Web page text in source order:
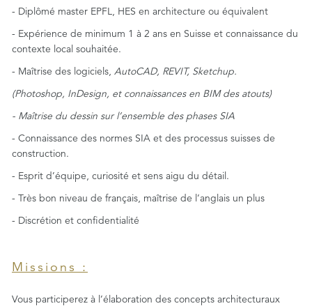
- Diplômé master EPFL, HES en architecture ou équivalent
- Expérience de minimum 1 à 2 ans en Suisse et connaissance du
contexte local souhaitée.
- Maîtrise des logiciels, AutoCAD, REVIT, Sketchup.
(Photoshop, InDesign, et connaissances en BIM des atouts)
- Maîtrise du dessin sur l’ensemble des phases SIA
- Connaissance des normes SIA et des processus suisses de
construction.
- Esprit d’équipe, curiosité et sens aigu du détail.
- Très bon niveau de français, maîtrise de l’anglais un plus
- Discrétion et confidentialité
Missions :
Vous participerez à l’élaboration des concepts architecturaux